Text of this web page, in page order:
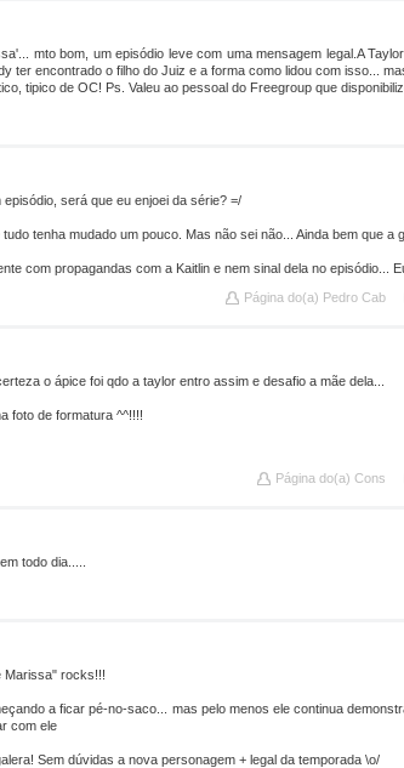
mto bom, um episódio leve com uma mensagem legal.A
ter encontrado o filho do Juiz e a forma como lidou com isso...
tipico de OC! Ps. Valeu ao pessoal do Freegroup que
será que eu enjoei da série? =/
tenha mudado um pouco. Mas não sei não... Ainda bem que a
com propagandas com a Kaitlin e nem sinal dela no episódio...
Página do(a) Pedro Cab
o ápice foi qdo a taylor entro assim e desafio a mãe dela...
foto de formatura ^^!!!!
Página do(a) Cons
todo dia.....
Marissa" rocks!!!
a ficar pé-no-saco... mas pelo menos ele continua
com ele
Sem dúvidas a nova personagem + legal da temporada \o/